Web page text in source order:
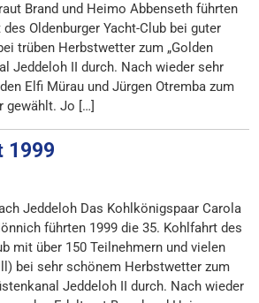
Brand und Heimo Abbenseth führten
Oldenburger Yacht-Club bei guter
trüben Herbstwetter zum „Golden
Jeddeloh II durch. Nach wieder sehr
Elfi Mürau und Jürgen Otremba zum
gewählt. Jo […]
1999
Jeddeloh Das Kohlkönigspaar Carola
führten 1999 die 35. Kohlfahrt des
mit über 150 Teilnehmern und vielen
bei sehr schönem Herbstwetter zum
Jeddeloh II durch. Nach wieder